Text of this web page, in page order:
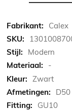
Meer
informatie
Calex
Modern
-
Zwart
GU10